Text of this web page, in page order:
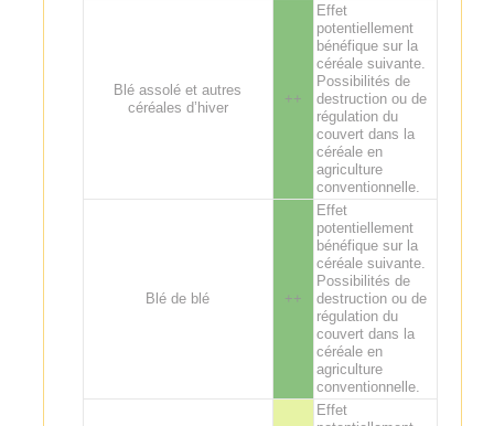
Blé assolé et autres
céréales d’hiver
++
Effet
potentiellement
bénéfique sur la
céréale suivante.
Possibilités de
destruction ou de
régulation du
couvert dans la
céréale en
agriculture
conventionnelle.
Blé de blé ++
Effet
potentiellement
bénéfique sur la
céréale suivante.
Possibilités de
destruction ou de
régulation du
couvert dans la
céréale en
agriculture
conventionnelle.
Effet